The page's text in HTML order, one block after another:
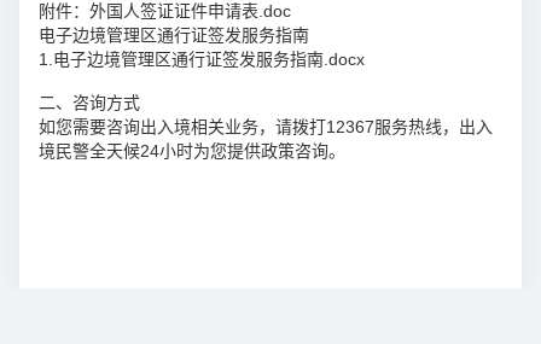
附件：外国人签证证件申请表.doc
电子边境管理区通行证签发服务指南
1.电子边境管理区通行证签发服务指南.docx
二、咨询方式
如您需要咨询出入境相关业务，请拨打12367服务热线，出入
境民警全天候24小时为您提供政策咨询。